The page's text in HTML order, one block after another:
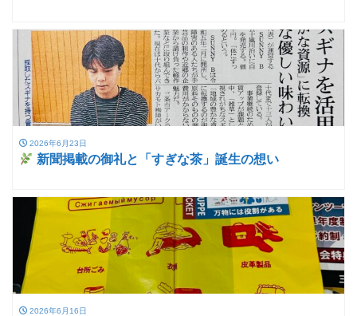
2026年6月23日
新聞掲載の御礼と「すぎな茶」誕生の想い
2026年6月16日